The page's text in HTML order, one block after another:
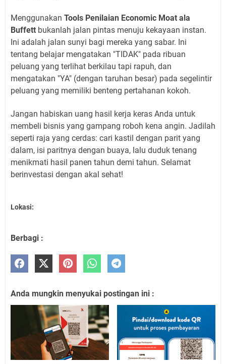
Menggunakan Tools Penilaian Economic Moat ala
Buffett bukanlah jalan pintas menuju kekayaan instan.
Ini adalah jalan sunyi bagi mereka yang sabar. Ini
tentang belajar mengatakan "TIDAK" pada ribuan
peluang yang terlihat berkilau tapi rapuh, dan
mengatakan "YA" (dengan taruhan besar) pada segelintir
peluang yang memiliki benteng pertahanan kokoh.
Jangan habiskan uang hasil kerja keras Anda untuk
membeli bisnis yang gampang roboh kena angin. Jadilah
seperti raja yang cerdas: cari kastil dengan parit yang
dalam, isi paritnya dengan buaya, lalu duduk tenang
menikmati hasil panen tahun demi tahun. Selamat
berinvestasi dengan akal sehat!
Lokasi:
Berbagi :
Anda mungkin menyukai postingan ini :